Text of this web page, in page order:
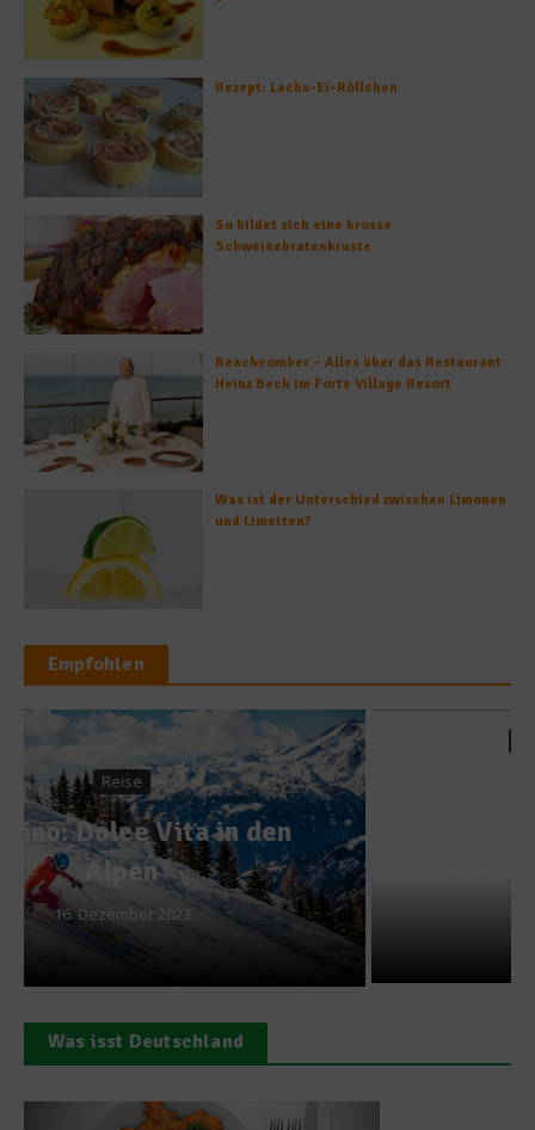
Rezept: Lachs-Ei-Röllchen
So bildet sich eine krosse
Schweinebratenkruste
Beachcomber – Alles über das Restaurant
Heinz Beck im Forte Village Resort
Was ist der Unterschied zwischen Limonen
und Limetten?
Empfohlen
Stoppt die Verschwendung
Teller statt Tonne –Slow
Food-Initiative gegen
Lebensmittelverschwendun
g
Was isst Deutschland